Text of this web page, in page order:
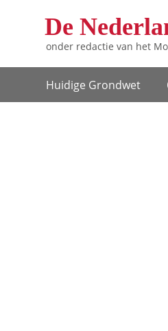
De
onder redactie van het
Huidige Grondwet